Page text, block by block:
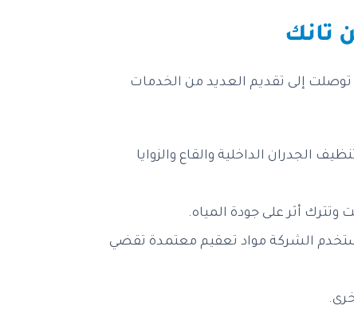
تانك
إلى تقديم العديد من الخدمات
الجدران الداخلية والقاع والزوايا
وتترك أثر على جودة المياه.
الشركة مواد تعقيم معتمدة تقضي